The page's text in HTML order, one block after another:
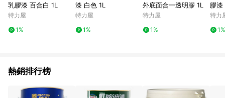
乳膠漆 百合白 1L
特力屋
1%
漆 白色 1L
特力屋
1%
外底面合一透明膠 1L
特力屋
1%
膠漆
特力
1%
熱銷排行榜